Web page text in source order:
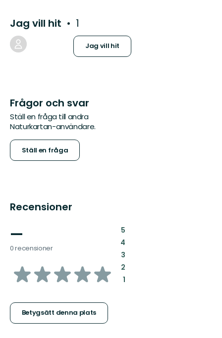
Jag vill hit 1
Jag vill hit
Frågor och svar
Ställ en fråga till andra
Naturkartan-användare.
Ställ en fråga
Recensioner
—
0 recensioner
av
stjärnor
Betygsätt denna plats
5:
4:
3:
2:
1: